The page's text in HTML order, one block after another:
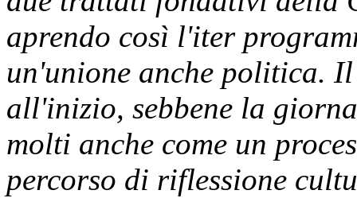
aprendo così l'iter
un'unione anche politica.
all'inizio, sebbene la
molti anche come un
percorso di riflessione